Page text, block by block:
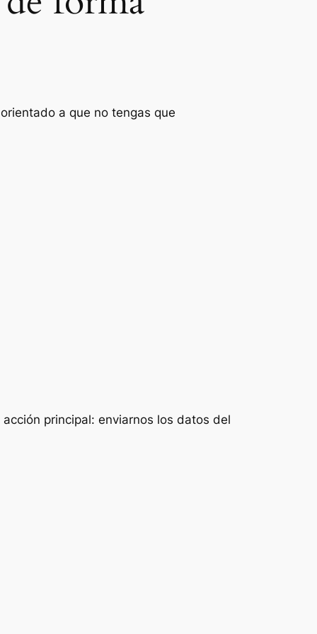
a que no tengas que
principal: enviarnos los datos del